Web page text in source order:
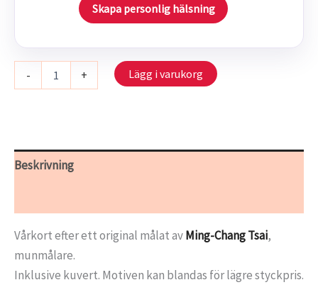
Skapa personlig hälsning
- + Lägg i varukorg
Beskrivning
Vårkort efter ett original målat avMing-Chang Tsai,
munmålare.
Inklusive kuvert. Motiven kan blandas för lägre styckpris.